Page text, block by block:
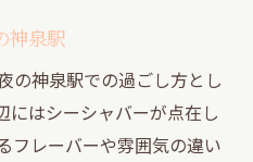
神泉駅
の神泉駅での過ごし方とし
にはシーシャバーが点在し
フレーバーや雰囲気の違い